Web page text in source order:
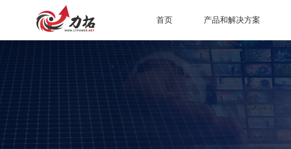
首页 产品和解决方案
AI智课平台(数字人微课)
力拓AI平台
混合式教学平台